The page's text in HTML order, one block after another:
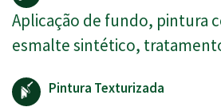
Aplicação de fundo, pintura
esmalte sintético,
Pintura Texturizada